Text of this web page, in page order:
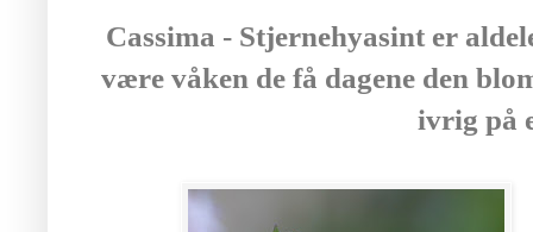
Cassima - Stjernehyasint er
være våken de få dagene den
ivrig på